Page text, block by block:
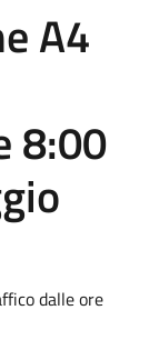
A4
8:00
dalle ore